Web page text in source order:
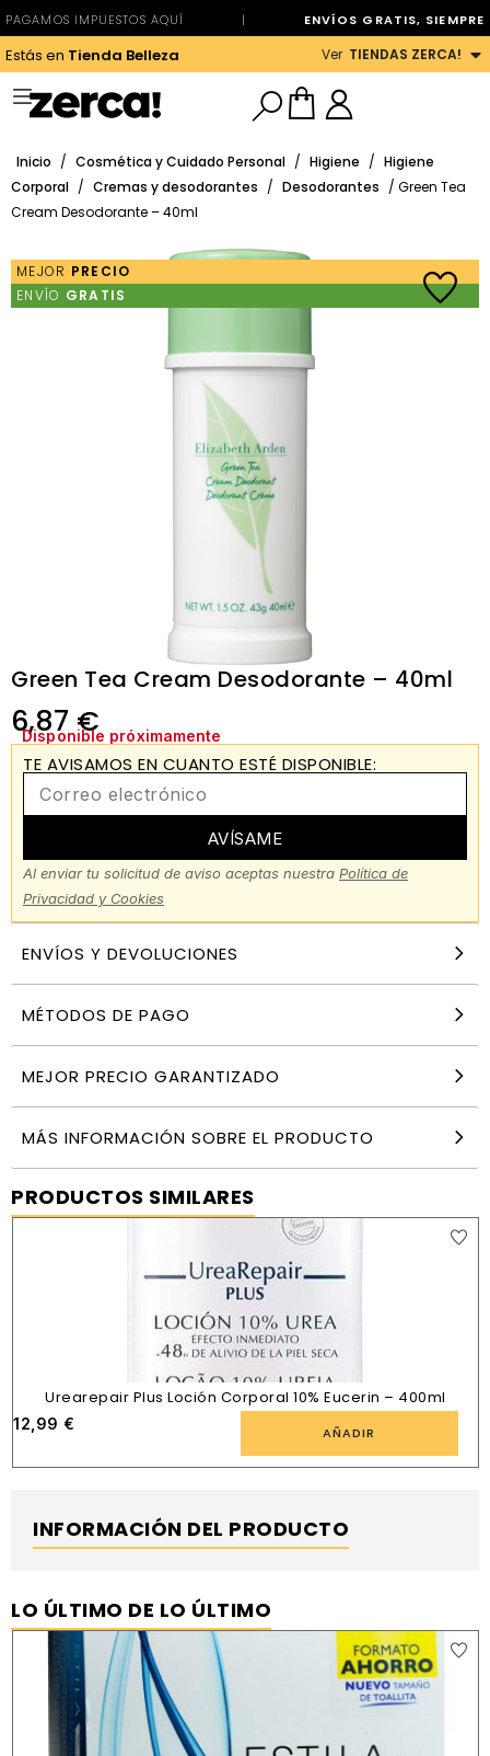
PAGAMOS IMPUESTOS AQUÍ | ENVÍOS GRATIS, SIEMPRE
Estás en Tienda Belleza Ver TIENDAS ZERCA!
Inicio / Cosmética y Cuidado Personal / Higiene / Higiene
Corporal / Cremas y desodorantes / Desodorantes / Green Tea
Cream Desodorante – 40ml
MEJOR PRECIO
ENVÍO GRATIS
Green Tea Cream Desodorante – 40ml
6,87 €
Disponible próximamente
TE AVISAMOS EN CUANTO ESTÉ DISPONIBLE:
AVÍSAME
Al enviar tu solicitud de aviso aceptas nuestra Política de
Privacidad y Cookies
ENVÍOS Y DEVOLUCIONES
MÉTODOS DE PAGO
MEJOR PRECIO GARANTIZADO
MÁS INFORMACIÓN SOBRE EL PRODUCTO
PRODUCTOS SIMILARES
Urearepair Plus Loción Corporal 10% Eucerin – 400ml
12,99 € AÑADIR
INFORMACIÓN DEL PRODUCTO
LO ÚLTIMO DE LO ÚLTIMO